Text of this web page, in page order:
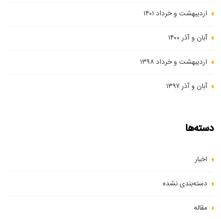
اردیبهشت و خرداد ۱۴۰۱
آبان و آذر ۱۴۰۰
اردیبهشت و خرداد ۱۳۹۸
آبان و آذر ۱۳۹۷
دسته‌ها
اخبار
دسته‌بندی نشده
مقاله